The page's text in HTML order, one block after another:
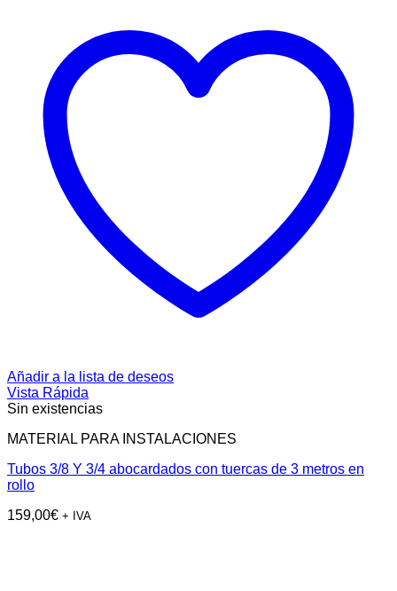
Añadir a la lista de deseos
Vista Rápida
Sin existencias
MATERIAL PARA INSTALACIONES
Tubos 3/8 Y 3/4 abocardados con tuercas de 3 metros en
rollo
159,00€ + IVA